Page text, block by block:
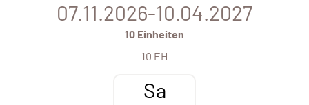
07.11.2026-10.04.2027
10 Einheiten
10 EH
Sa